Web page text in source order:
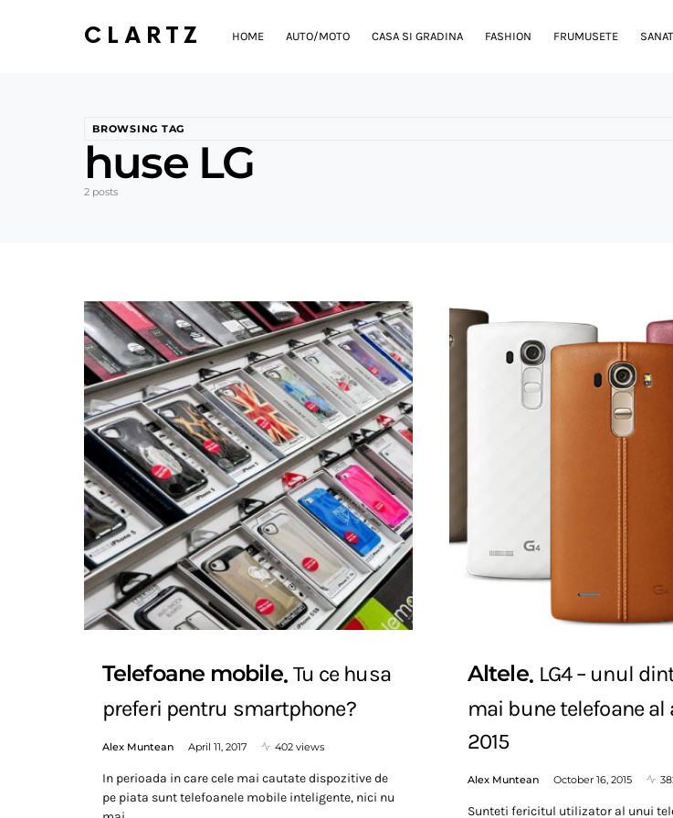
CLARTZ HOME AUTO/MOTO CASA SI GRADINA FASHION FRUMUSETE
BROWSING TAG
huse LG
2 posts
Telefoane mobile Tu ce husa
preferi pentru smartphone?
Alex Muntean April 11, 2017 402 views
In perioada in care cele mai cautate dispozitive de
pe piata sunt telefoanele mobile inteligente, nici nu
Altele LG4 – unul
mai bune telefoane
2015
Alex Muntean October 16, 2015
Sunteti fericitul utilizator al unui